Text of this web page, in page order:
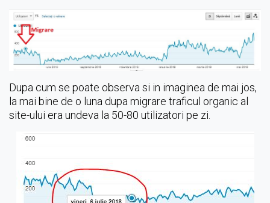
Dupa cum se poate observa si in imaginea de mai jos,
la mai bine de o luna dupa migrare traficul organic al
site-ului era undeva la 50-80 utilizatori pe zi.